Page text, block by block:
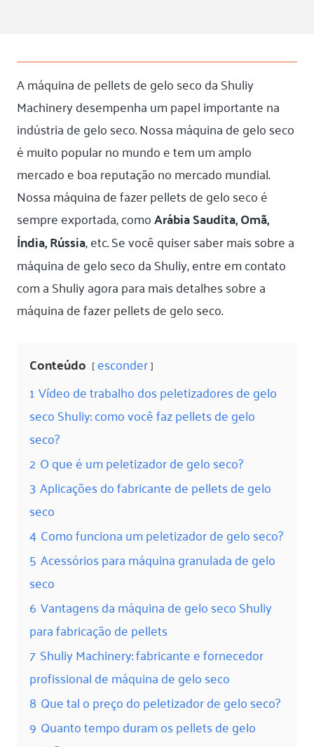
A máquina de pellets de gelo seco da Shuliy
Machinery desempenha um papel importante na
indústria de gelo seco. Nossa máquina de gelo seco
é muito popular no mundo e tem um amplo
mercado e boa reputação no mercado mundial.
Nossa máquina de fazer pellets de gelo seco é
sempre exportada, comoArábia Saudita, Omã,
Índia, Rússia, etc. Se você quiser saber mais sobre a
máquina de gelo seco da Shuliy, entre em contato
com a Shuliy agora para mais detalhes sobre a
máquina de fazer pellets de gelo seco.
Conteúdo esconder
1 Vídeo de trabalho dos peletizadores de gelo
seco Shuliy: como você faz pellets de gelo
seco?
2 O que é um peletizador de gelo seco?
3Aplicações do fabricante de pellets de gelo
seco
4 Como funciona um peletizador de gelo seco?
5 Acessórios para máquina granulada de gelo
seco
6 Vantagens da máquina de gelo seco Shuliy
para fabricação de pellets
7 Shuliy Machinery: fabricante e fornecedor
profissional de máquina de gelo seco
8 Que tal o preço do peletizador de gelo seco?
9 Quanto tempo duram os pellets de gelo